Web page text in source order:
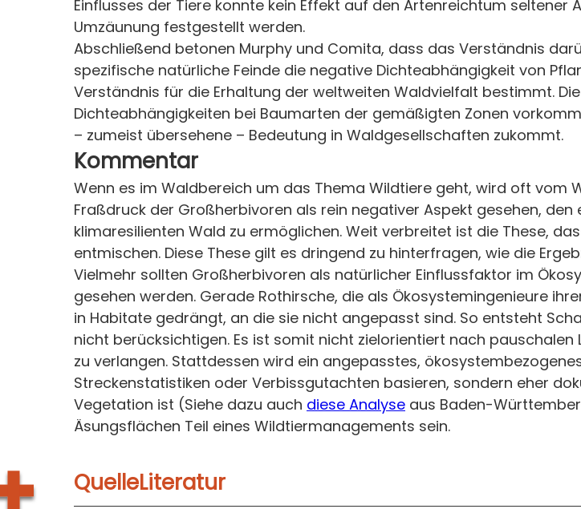
Einflusses der Tiere konnte kein Effekt auf den Artenreichtum
Umzäunung festgestellt werden.
Abschließend betonen Murphy und Comita, dass das Verständnis
spezifische natürliche Feinde die negative Dichteabhängigkeit von
Verständnis für die Erhaltung der weltweiten Waldvielfalt bestimmt.
Dichteabhängigkeiten bei Baumarten der gemäßigten Zonen
– zumeist übersehene – Bedeutung in Waldgesellschaften zukommt.
Kommentar
Wenn es im Waldbereich um das Thema Wildtiere geht, wird oft vom
Fraßdruck der Großherbivoren als rein negativer Aspekt gesehen,
klimaresilienten Wald zu ermöglichen. Weit verbreitet ist die These,
entmischen. Diese These gilt es dringend zu hinterfragen, wie die
Vielmehr sollten Großherbivoren als natürlicher Einflussfaktor im
gesehen werden. Gerade Rothirsche, die als Ökosystemingenieure
in Habitate gedrängt, an die sie nicht angepasst sind. So entsteht
nicht berücksichtigen. Es ist somit nicht zielorientiert nach
zu verlangen. Stattdessen wird ein angepasstes,
Streckenstatistiken oder Verbissgutachten basieren, sondern eher
Vegetation ist (Siehe dazu auch diese Analyse aus Baden-
Äsungsflächen Teil eines Wildtiermanagements sein.
QuelleLiteratur